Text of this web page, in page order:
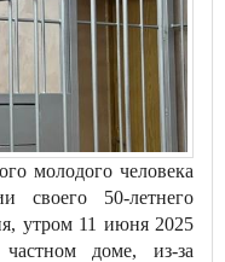
молодого человека
своего 50-летнего
утром 11 июня 2025
доме, из-за